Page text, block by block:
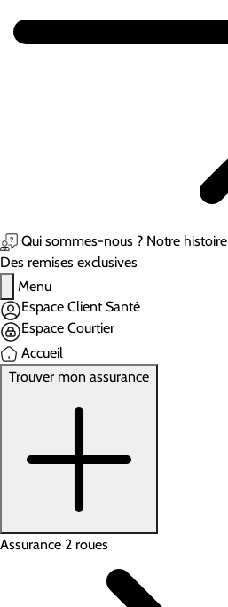
Qui sommes-nous ? Notre histoire
Des remises exclusives
Menu
Espace Client Santé
Espace Courtier
Accueil
Trouver mon assurance
Assurance 2 roues